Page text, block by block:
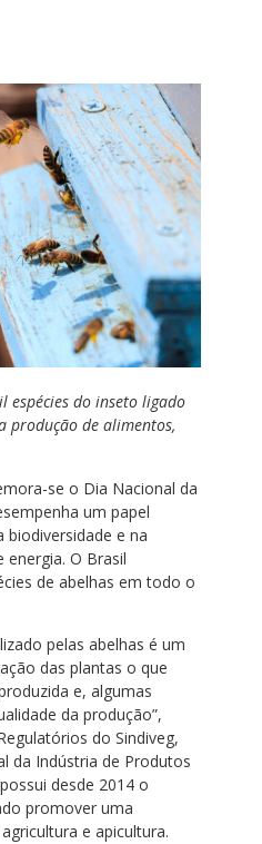
espécies do inseto ligado
produção de alimentos,
se o Dia Nacional da
um papel
biodiversidade e na
O Brasil
de abelhas em todo o
pelas abelhas é um
das plantas o que
e, algumas
da produção”,
do Sindiveg,
da Indústria de Produtos
desde 2014 o
promover uma
e apicultura.